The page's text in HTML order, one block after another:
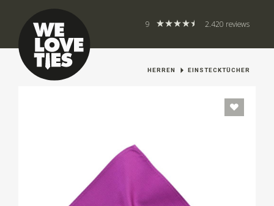
9 2.420 reviews
HERREN EINSTECKTÜCHER